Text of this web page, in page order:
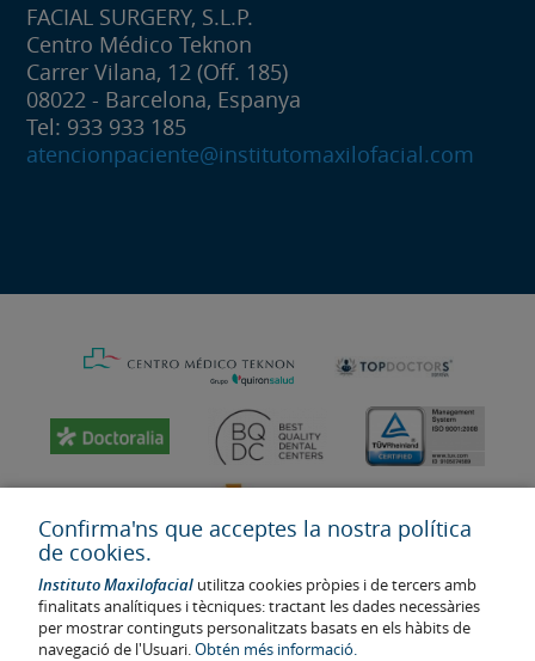
FACIAL SURGERY, S.L.P.
Centro Médico Teknon
Carrer Vilana, 12 (Off. 185)
08022 - Barcelona, Espanya
Tel: 933 933 185
atencionpaciente@institutomaxilofacial.com
Confirma'ns que acceptes la nostra política
de cookies.
Instituto Maxilofacial utilitza cookies pròpies i de tercers amb
finalitats analítiques i tècniques: tractant les dades necessàries
per mostrar continguts personalitzats basats en els hàbits de
navegació de l'Usuari.Obtén més informació.